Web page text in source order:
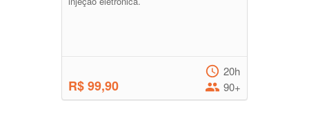
R$ 99,90
20h
90+